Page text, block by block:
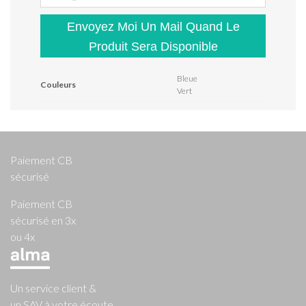
Envoyez Moi Un Mail Quand Le
Produit Sera Disponible
Couleurs
Bleue
Vert
Paiement CB
sécurisé
Paiement CB
sécurisé en 3x
ou 4x
Un service client &